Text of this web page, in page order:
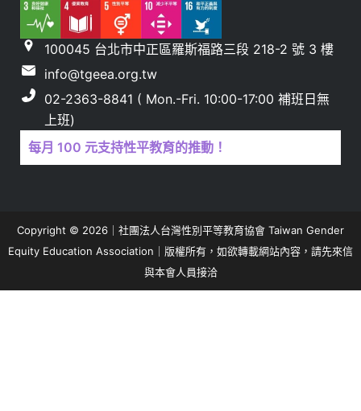
100045 台北市中正區羅斯福路三段 218-2 號 3 樓
info@tgeea.org.tw
02-2363-8841 ( Mon.-Fri. 10:00-17:00 補班日無
上班)
每月 100 元支持性平教育的推動！
Copyright © 2026｜社團法人台灣性別平等教育協會 Taiwan Gender
Equity Education Association｜版權所有，如欲轉載網站內容，請先來信
與本會人員接洽